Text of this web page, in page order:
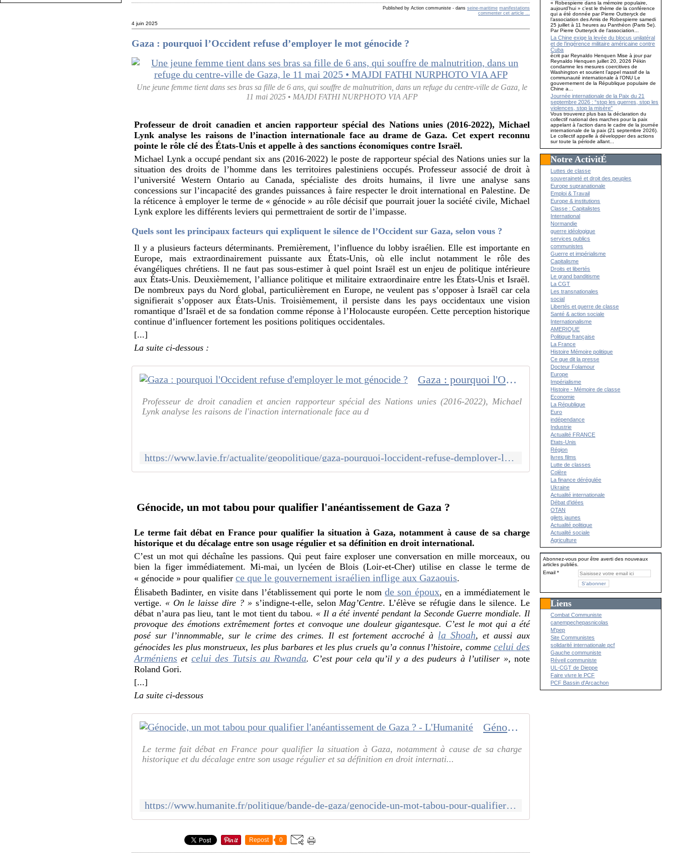
Published by Action communiste - dansseine-maritime manifestations
commenter cet article …
4 juin 2025
Gaza : pourquoi l’Occident refuse d’employer le mot génocide ?
Une jeune femme tient dans ses bras sa fille de 6 ans, qui souffre de malnutrition, dans un refuge du centre-ville de Gaza, le
11 mai 2025 • MAJDI FATHI NURPHOTO VIA AFP
Professeur de droit canadien et ancien rapporteur spécial des Nations unies (2016-2022), Michael
Lynk analyse les raisons de l’inaction internationale face au drame de Gaza. Cet expert reconnu
pointe le rôle clé des États-Unis et appelle à des sanctions économiques contre Israël.
Michael Lynk a occupé pendant six ans (2016-2022) le poste de rapporteur spécial des Nations unies sur la
situation des droits de l’homme dans les territoires palestiniens occupés. Professeur associé de droit à
l’université Western Ontario au Canada, spécialiste des droits humains, il livre une analyse sans
concessions sur l’incapacité des grandes puissances à faire respecter le droit international en Palestine. De
la réticence à employer le terme de « génocide » au rôle décisif que pourrait jouer la société civile, Michael
Lynk explore les différents leviers qui permettraient de sortir de l’impasse.
Quels sont les principaux facteurs qui expliquent le silence de l’Occident sur Gaza, selon vous ?
Il y a plusieurs facteurs déterminants. Premièrement, l’influence du lobby israélien. Elle est importante en
Europe, mais extraordinairement puissante aux États-Unis, où elle inclut notamment le rôle des
évangéliques chrétiens. Il ne faut pas sous-estimer à quel point Israël est un enjeu de politique intérieure
aux États-Unis. Deuxièmement, l’alliance politique et militaire extraordinaire entre les États-Unis et Israël.
De nombreux pays du Nord global, particulièrement en Europe, ne veulent pas s’opposer à Israël car cela
signifierait s’opposer aux États-Unis. Troisièmement, il persiste dans les pays occidentaux une vision
romantique d’Israël et de sa fondation comme réponse à l’Holocauste européen. Cette perception historique
continue d’influencer fortement les positions politiques occidentales.
[...]
La suite ci-dessous :
Gaza : pourquoi l'Occident refuse d'employer le mot génocide ?
Professeur de droit canadien et ancien rapporteur spécial des Nations unies (2016-2022), Michael
Lynk analyse les raisons de l'inaction internationale face au d
https://www.lavie.fr/actualite/geopolitique/gaza-pourquoi-loccident-refuse-demployer-le-mot-genocide-99584.php
Génocide, un mot tabou pour qualifier l'anéantissement de Gaza ?
Le terme fait débat en France pour qualifier la situation à Gaza, notamment à cause de sa charge
historique et du décalage entre son usage régulier et sa définition en droit international.
C’est un mot qui déchaîne les passions. Qui peut faire exploser une conversation en mille morceaux, ou
bien la figer immédiatement. Mi-mai, un lycéen de Blois (Loir-et-Cher) utilise en classe le terme de
« génocide » pour qualifierce que le gouvernement israélien inflige aux Gazaouis.
Élisabeth Badinter, en visite dans l’établissement qui porte le nomde son époux, en a immédiatement le
vertige. « On le laisse dire ? » s’indigne-t-elle, selonMag’Centre. L’élève se réfugie dans le silence. Le
débat n’aura pas lieu, tant le mot tient du tabou. « Il a été inventé pendant la Seconde Guerre mondiale. Il
provoque des émotions extrêmement fortes et convoque une douleur gigantesque. C’est le mot qui a été
posé sur l’innommable, sur le crime des crimes. Il est fortement accroché à la Shoah, et aussi aux
génocides les plus monstrueux, les plus barbares et les plus cruels qu’a connus l’histoire, comme celui des
Arméniens et celui des Tutsis au Rwanda. C’est pour cela qu’il y a des pudeurs à l’utiliser », note
Roland Gori.
[...]
La suite ci-dessous
Génocide, un mot tabou pour qualifier l'anéantissement de Gaza ? - L'Humanité
Le terme fait débat en France pour qualifier la situation à Gaza, notamment à cause de sa charge
historique et du décalage entre son usage régulier et sa définition en droit internati...
https://www.humanite.fr/politique/bande-de-gaza/genocide-un-mot-tabou-pour-qualifier-laneantissement-de-gaza
Repost 0
« Robespierre dans la mémoire populaire,
aujourd’hui » c’est le thème de la conférence
qui a été donnée par Pierre Outteryck de
l’association des Amis de Robespierre samedi
25 juillet à 11 heures au Panthéon (Paris 5e).
Par Pierre Outteryck de l’association...
La Chine exige la levée du blocus unilatéral
et de l’ingérence militaire américaine contre
Cuba
écrit par Reynaldo Henquen Mise à jour par
Reynaldo Henquen juillet 20, 2026 Pékin
condamne les mesures coercitives de
Washington et soutient l’appel massif de la
communauté internationale à l’ONU Le
gouvernement de la République populaire de
Chine a...
Journée internationale de la Paix du 21
septembre 2026 : “stop les guerres, stop les
violences, stop la misère”
Vous trouverez plus bas la déclaration du
collectif national des marches pour la paix
appelant à l'action dans le cadre de la journée
internationale de la paix (21 septembre 2026).
Le collectif appelle à développer des actions
sur toute la période allant...
Notre ActivitÉ
Luttes de classe
souveraineté et droit des peuples
Europe supranationale
Emploi & Travail
Europe & institutions
Classe : Capitalistes
International
Normandie
guerre idéologique
services publics
communistes
Guerre et impérialisme
Capitalisme
Droits et libertés
Le grand banditisme
La CGT
Les transnationales
social
Libertés et guerre de classe
Santé & action sociale
Internationalisme
AMERIQUE
Politique française
La France
Histoire Mémoire politique
Ce que dit la presse
Docteur Folamour
Europe
Impérialisme
Histoire - Mémoire de classe
Economie
La République
Euro
indépendance
Industrie
Actualité FRANCE
Etats-Unis
Région
livres films
Lutte de classes
Colère
La finance dérégulée
Ukraine
Actualité internationale
Débat d'idées
OTAN
gilets jaunes
Actualité politique
Actualité sociale
Agriculture
Abonnez-vous pour être averti des nouveaux
articles publiés.
Email
Liens
Combat Communiste
canempechepasnicolas
M'pep
Site Communistes
solidarité internationale pcf
Gauche communiste
Réveil communiste
UL-CGT de Dieppe
Faire vivre le PCF
PCF Bassin d'Arcachon